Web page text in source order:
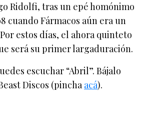
Ridolfi, tras un epé homónimo
cuando Fármacos aún era un
estos días, el ahora quinteto
será su primer largaduración.
escuchar “Abril”. Bájalo
Discos (pinchaacá).